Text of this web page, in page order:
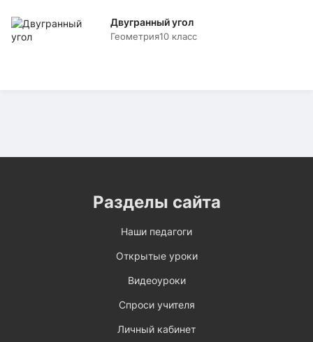
Двугранный угол
Геометрия10 класс
Разделы сайта
Наши педагоги
Открытые уроки
Видеоуроки
Спроси учителя
Личный кабинет